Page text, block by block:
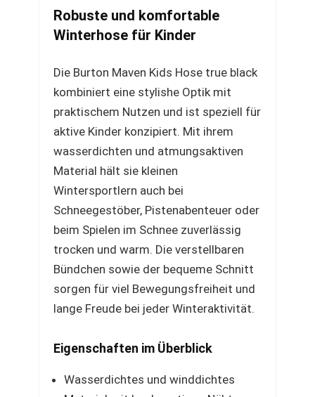
Robuste und komfortable
Winterhose für Kinder
Die Burton Maven Kids Hose true black
kombiniert eine stylishe Optik mit
praktischem Nutzen und ist speziell für
aktive Kinder konzipiert. Mit ihrem
wasserdichten und atmungsaktiven
Material hält sie kleinen
Wintersportlern auch bei
Schneegestöber, Pistenabenteuer oder
beim Spielen im Schnee zuverlässig
trocken und warm. Die verstellbaren
Bündchen sowie der bequeme Schnitt
sorgen für viel Bewegungsfreiheit und
lange Freude bei jeder Winteraktivität.
Eigenschaften im Überblick
Wasserdichtes und winddichtes